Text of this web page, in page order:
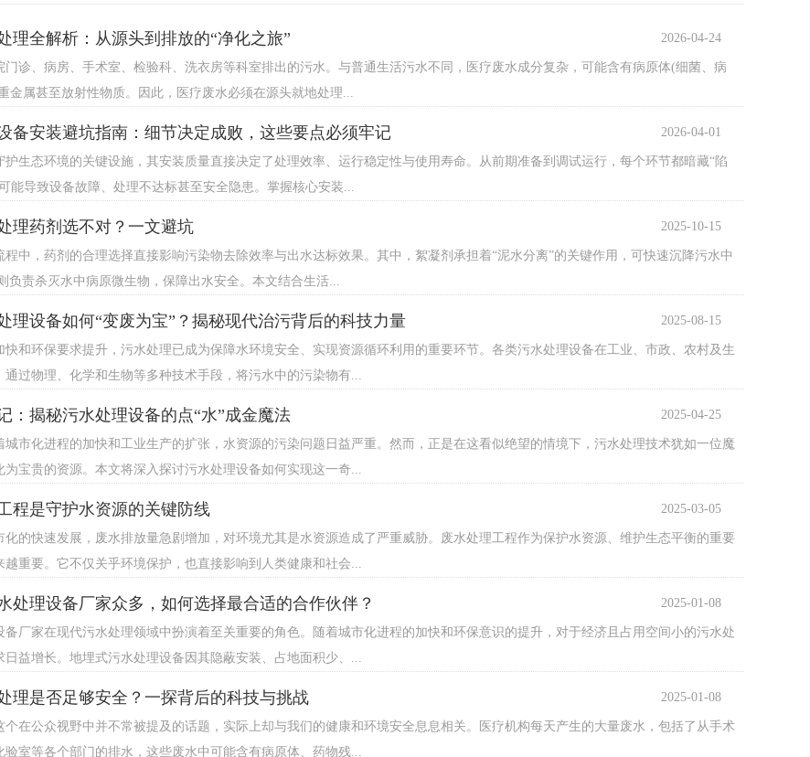
理全解析：从源头到排放的“净化之旅” 2026-04-24
门诊、病房、手术室、检验科、洗衣房等科室排出的污水。与普通生活污水不同，医疗废水成分复杂，可能含有病原体(细菌、病
金属甚至放射性物质。因此，医疗废水必须在源头就地处理...
备安装避坑指南：细节决定成败，这些要点必须牢记 2026-04-01
护生态环境的关键设施，其安装质量直接决定了处理效率、运行稳定性与使用寿命。从前期准备到调试运行，每个环节都暗藏“陷
能导致设备故障、处理不达标甚至安全隐患。掌握核心安装...
理药剂选不对？一文避坑 2025-10-15
程中，药剂的合理选择直接影响污染物去除效率与出水达标效果。其中，絮凝剂承担着“泥水分离”的关键作用，可快速沉降污水中
负责杀灭水中病原微生物，保障出水安全。本文结合生活...
理设备如何“变废为宝”？揭秘现代治污背后的科技力量 2025-08-15
快和环保要求提升，污水处理已成为保障水环境安全、实现资源循环利用的重要环节。各类污水处理设备在工业、市政、农村及生
通过物理、化学和生物等多种技术手段，将污水中的污染物有...
：揭秘污水处理设备的点“水”成金魔法 2025-04-25
城市化进程的加快和工业生产的扩张，水资源的污染问题日益严重。然而，正是在这看似绝望的情境下，污水处理技术犹如一位魔
为宝贵的资源。本文将深入探讨污水处理设备如何实现这一奇...
程是守护水资源的关键防线 2025-03-05
化的快速发展，废水排放量急剧增加，对环境尤其是水资源造成了严重威胁。废水处理工程作为保护水资源、维护生态平衡的重要
越重要。它不仅关乎环境保护，也直接影响到人类健康和社会...
处理设备厂家众多，如何选择最合适的合作伙伴？ 2025-01-08
备厂家在现代污水处理领域中扮演着至关重要的角色。随着城市化进程的加快和环保意识的提升，对于经济且占用空间小的污水处
日益增长。地埋式污水处理设备因其隐蔽安装、占地面积少、...
理是否足够安全？一探背后的科技与挑战 2025-01-08
个在公众视野中并不常被提及的话题，实际上却与我们的健康和环境安全息息相关。医疗机构每天产生的大量废水，包括了从手术
验室等各个部门的排水，这些废水中可能含有病原体、药物残...